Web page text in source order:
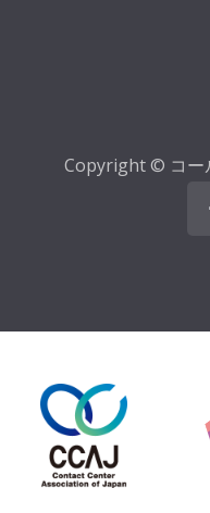
Copyright © コー